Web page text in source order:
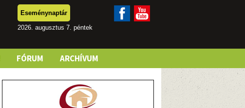
Eseménynaptár
2026. augusztus 7. péntek
FÓRUM ARCHÍVUM